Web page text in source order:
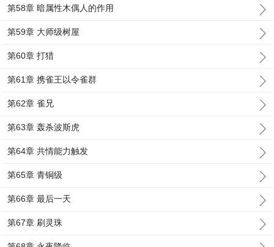
第58章 暗属性木偶人的作用
第59章 大师级树屋
第60章 打猎
第61章 携雀王以令雀群
第62章 雀兄
第63章 轰杀波斯虎
第64章 共情能力触发
第65章 青铜级
第66章 最后一天
第67章 刷灵珠